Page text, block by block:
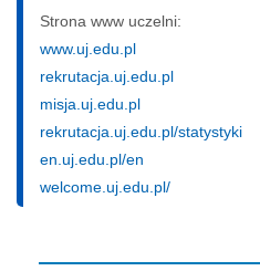
Strona www uczelni:
www.uj.edu.pl
rekrutacja.uj.edu.pl
misja.uj.edu.pl
rekrutacja.uj.edu.pl/statystyki
en.uj.edu.pl/en
welcome.uj.edu.pl/